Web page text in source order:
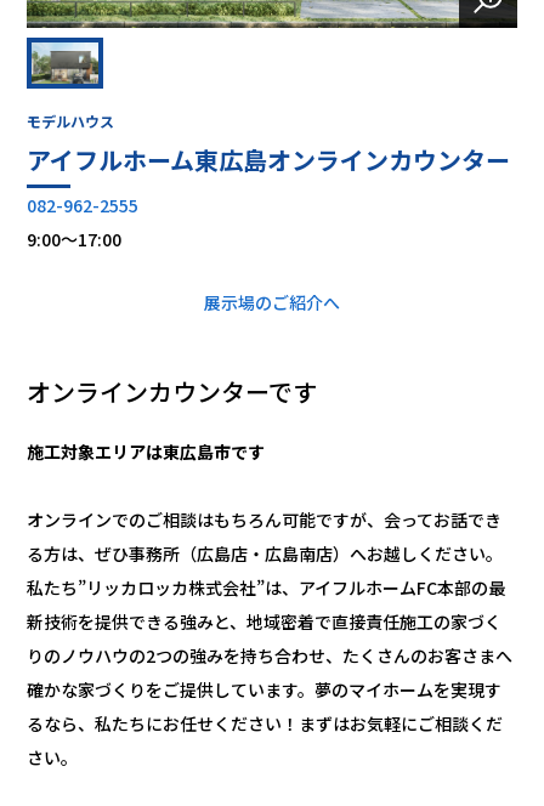
モデルハウス
アイフルホーム東広島オンラインカウンター
082-962-2555
9:00～17:00
展示場のご紹介へ
オンラインカウンターです
施工対象エリアは東広島市です
オンラインでのご相談はもちろん可能ですが、会ってお話でき
る方は、ぜひ事務所（広島店・広島南店）へお越しください。
私たち”リッカロッカ株式会社”は、アイフルホームFC本部の最
新技術を提供できる強みと、地域密着で直接責任施工の家づく
りのノウハウの2つの強みを持ち合わせ、たくさんのお客さまへ
確かな家づくりをご提供しています。夢のマイホームを実現す
るなら、私たちにお任せください！まずはお気軽にご相談くだ
さい。